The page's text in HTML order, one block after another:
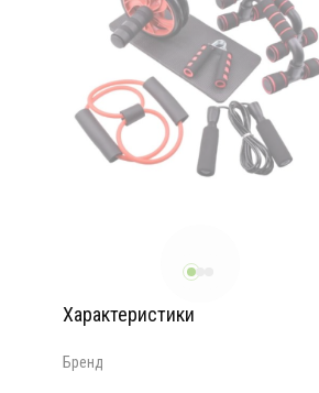
Характеристики
Бренд